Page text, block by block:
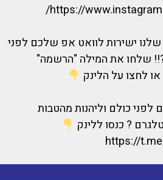
https://
ישירות לוואט אפ שלכם לפני
שלחו את המילה "הרשמה"
לפני כולם וליהנות מהטבות
? כנסו ללינק
https://